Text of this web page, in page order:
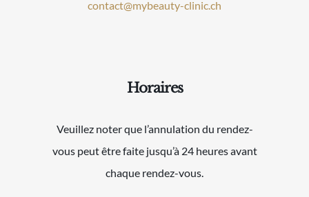
contact@mybeauty-clinic.ch
Horaires
Veuillez noter que l’annulation du rendez-
vous peut être faite jusqu’à 24 heures avant
chaque rendez-vous.